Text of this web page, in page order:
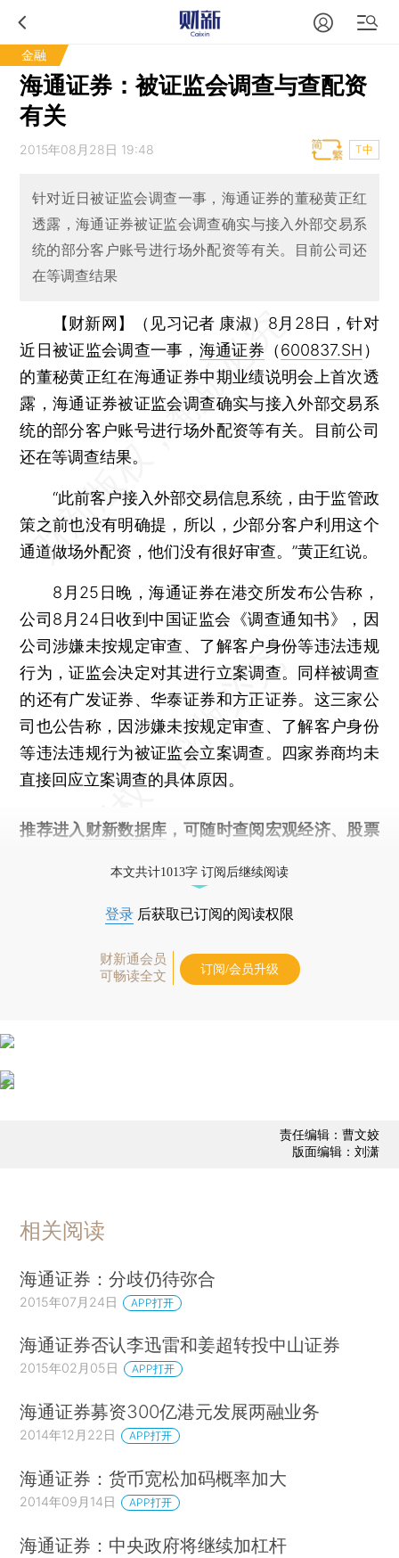
金融
海通证券：被证监会调查与查配资
有关
2015年08月28日 19:48 T中
针对近日被证监会调查一事，海通证券的董秘黄正红
透露，海通证券被证监会调查确实与接入外部交易系
统的部分客户账号进行场外配资等有关。目前公司还
在等调查结果
【财新网】（见习记者 康淑） 8月28日，针对
近日被证监会调查一事， 海通证券 （600837.SH ）
的董秘黄正红在海通证券中期业绩说明会上首次透
露，海通证券被证监会调查确实与接入外部交易系
统的部分客户账号进行场外配资等有关。目前公司
还在等调查结果。
“此前客户接入外部交易信息系统，由于监管政
策之前也没有明确提，所以，少部分客户利用这个
通道做场外配资，他们没有很好审查。”黄正红说。
8月25日晚，海通证券在港交所发布公告称，
公司8月24日收到中国证监会《调查通知书》，因
公司涉嫌未按规定审查、了解客户身份等违法违规
行为，证监会决定对其进行立案调查。同样被调查
的还有广发证券、华泰证券和方正证券。这三家公
司也公告称，因涉嫌未按规定审查、了解客户身份
等违法违规行为被证监会立案调查。四家券商均未
直接回应立案调查的具体原因。
推荐进入 财新数据库 ，可随时查阅宏观经济、股票
本文共计1013字 订阅后继续阅读
登录 后获取已订阅的阅读权限
财新通会员
可畅读全文
订阅/会员升级
责任编辑：曹文姣
版面编辑：刘潇
相关阅读
海通证券：分歧仍待弥合
2015年07月24日 APP打开
海通证券否认李迅雷和姜超转投中山证券
2015年02月05日 APP打开
海通证券募资300亿港元发展两融业务
2014年12月22日 APP打开
海通证券：货币宽松加码概率加大
2014年09月14日 APP打开
海通证券：中央政府将继续加杠杆